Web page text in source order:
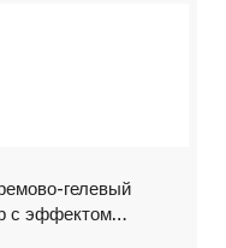
гелевый
с эффектом